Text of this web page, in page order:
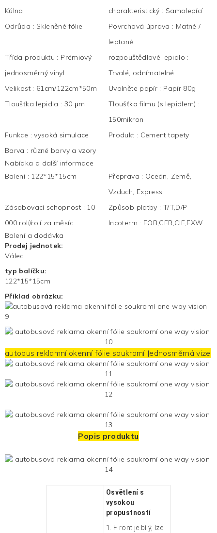
Kůlna
charakteristický : Samolepící
Odrůda : Skleněné fólie Povrchová úprava : Matné /
leptané
Třída produktu : Prémiový
jednosměrný vinyl
rozpouštědlové lepidlo :
Trvalé, odnímatelné
Velikost : 61cm/122cm*50m Uvolněte papír : Papír 80g
Tloušťka lepidla : 30 μm Tloušťka filmu (s lepidlem) :
150mikron
Funkce :vysoká simulace Produkt : Cement tapety
Barva : různé barvy a vzory
Nabídka a další informace
Balení : 122*15*15cm Přeprava : Oceán, Země,
Vzduch, Express
Zásobovací schopnost : 10
000 rolí/rolí za měsíc
Způsob platby : T/T,D/P
Incoterm : FOB,CFR,CIF,EXW
Balení a dodávka
Prodej jednotek:
Válec
typ balíčku:
122*15*15cm
Příklad obrázku:
autobus reklamní okenní fólie soukromí Jednosměrná vize
Popis produktu
Osvětlení s
vysokou
propustností
1. F ront je bílý, lze